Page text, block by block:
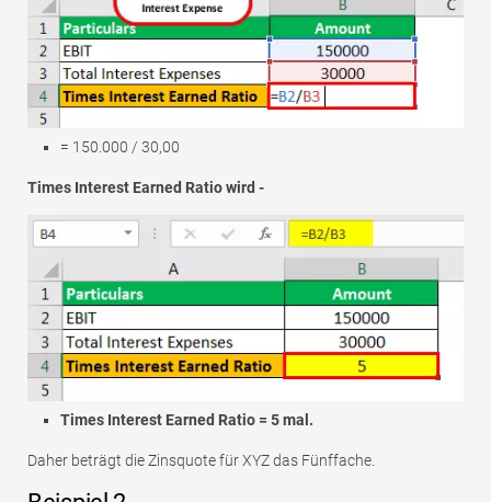
= 150.000 / 30,00
Times Interest Earned Ratio wird -
Times Interest Earned Ratio = 5 mal.
Daher beträgt die Zinsquote für XYZ das Fünffache.